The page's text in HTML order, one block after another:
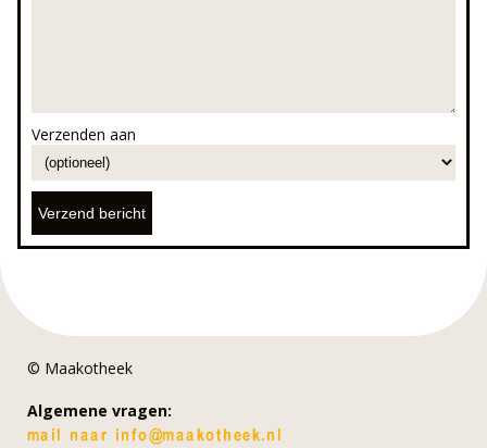
Verzenden aan
© Maakotheek
Algemene vragen: